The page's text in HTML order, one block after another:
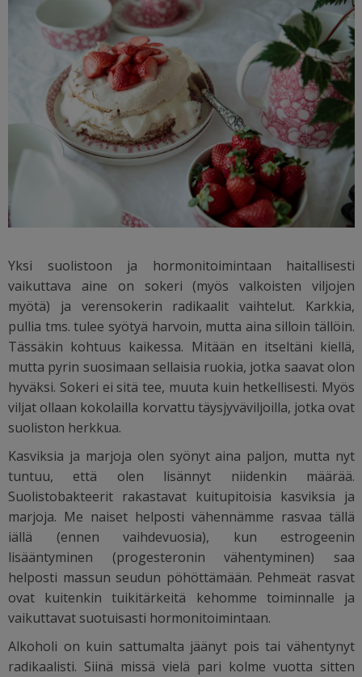
Yksi suolistoon ja hormonitoimintaan haitallisesti
vaikuttava aine on sokeri (myös valkoisten viljojen
myötä) ja verensokerin radikaalit vaihtelut. Karkkia,
pullia tms. tulee syötyä harvoin, mutta aina silloin tällöin.
Tässäkin kohtuus kaikessa. Mitään en itseltäni kiellä,
mutta pyrin suosimaan sellaisia ruokia, jotka saavat olon
hyväksi. Sokeri ei sitä tee, muuta kuin hetkellisesti. Myös
viljat ollaan kokolailla korvattu täysjyväviljoilla, jotka ovat
suoliston herkkua.
Kasviksia ja marjoja olen syönyt aina paljon, mutta nyt
tuntuu, että olen lisännyt niidenkin määrää.
Suolistobakteerit rakastavat kuitupitoisia kasviksia ja
marjoja. Me naiset helposti vähennämme rasvaa tällä
iällä (ennen vaihdevuosia), kun estrogeenin
lisääntyminen (progesteronin vähentyminen) saa
helposti massun seudun pöhöttämään. Pehmeät rasvat
ovat kuitenkin tuikitärkeitä kehomme toiminnalle ja
vaikuttavat suotuisasti hormonitoimintaan.
Alkoholi on kuin sattumalta jäänyt pois tai vähentynyt
radikaalisti. Siinä missä vielä pari kolme vuotta sitten